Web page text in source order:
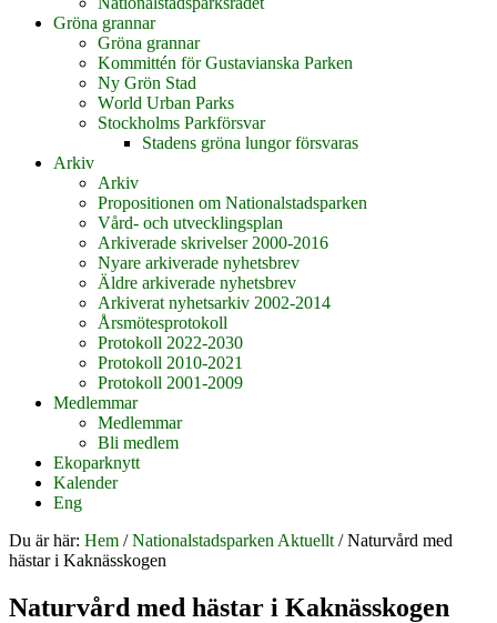
Gröna grannar
Gröna grannar
Kommittén för Gustavianska Parken
Ny Grön Stad
World Urban Parks
Stockholms Parkförsvar
Stadens gröna lungor försvaras
Arkiv
Arkiv
Propositionen om Nationalstadsparken
Vård- och utvecklingsplan
Arkiverade skrivelser 2000-2016
Nyare arkiverade nyhetsbrev
Äldre arkiverade nyhetsbrev
Arkiverat nyhetsarkiv 2002-2014
Årsmötesprotokoll
Protokoll 2022-2030
Protokoll 2010-2021
Protokoll 2001-2009
Medlemmar
Medlemmar
Bli medlem
Ekoparknytt
Kalender
Eng
Du är här: Hem / Nationalstadsparken Aktuellt /Naturvård med
hästar i Kaknässkogen
Naturvård med hästar i Kaknässkogen